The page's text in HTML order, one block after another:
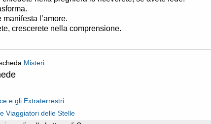
manifesta l’amore.
crescerete nella comprensione.
Misteri
e gli Extraterrestri
Viaggiatori delle Stelle